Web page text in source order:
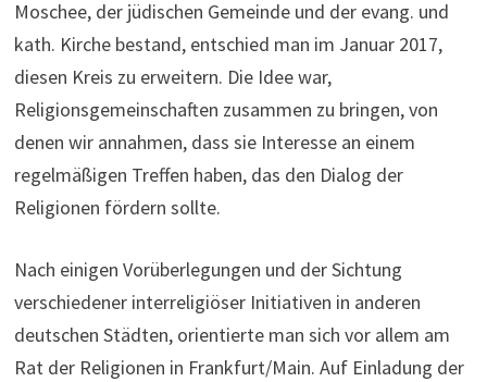
Moschee, der jüdischen Gemeinde und der evang. und
kath. Kirche bestand, entschied man im Januar 2017,
diesen Kreis zu erweitern. Die Idee war,
Religionsgemeinschaften zusammen zu bringen, von
denen wir annahmen, dass sie Interesse an einem
regelmäßigen Treffen haben, das den Dialog der
Religionen fördern sollte.
Nach einigen Vorüberlegungen und der Sichtung
verschiedener interreligiöser Initiativen in anderen
deutschen Städten, orientierte man sich vor allem am
Rat der Religionen in Frankfurt/Main. Auf Einladung der